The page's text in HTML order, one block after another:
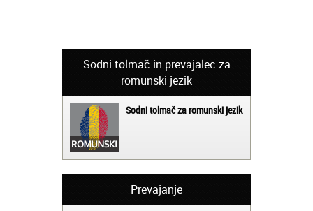
Sodni tolmač in prevajalec za
romunski jezik
Sodni tolmač za romunski jezik
Prevajanje